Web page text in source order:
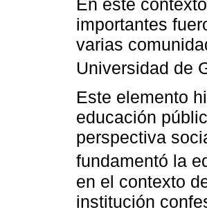
En este
importantes
varias
Universidad de
Este elemento
educación
perspectiva
fundamentó la
en el contexto
institución